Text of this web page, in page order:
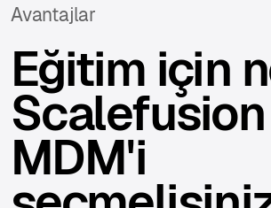
Avantajlar
Eğitim için
Scalefusion
MDM'i